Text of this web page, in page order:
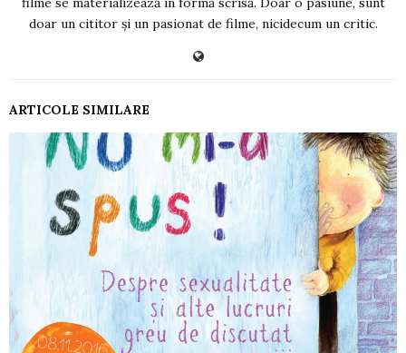
doar un cititor și un pasionat de filme, nicidecum un critic.
ARTICOLE SIMILARE